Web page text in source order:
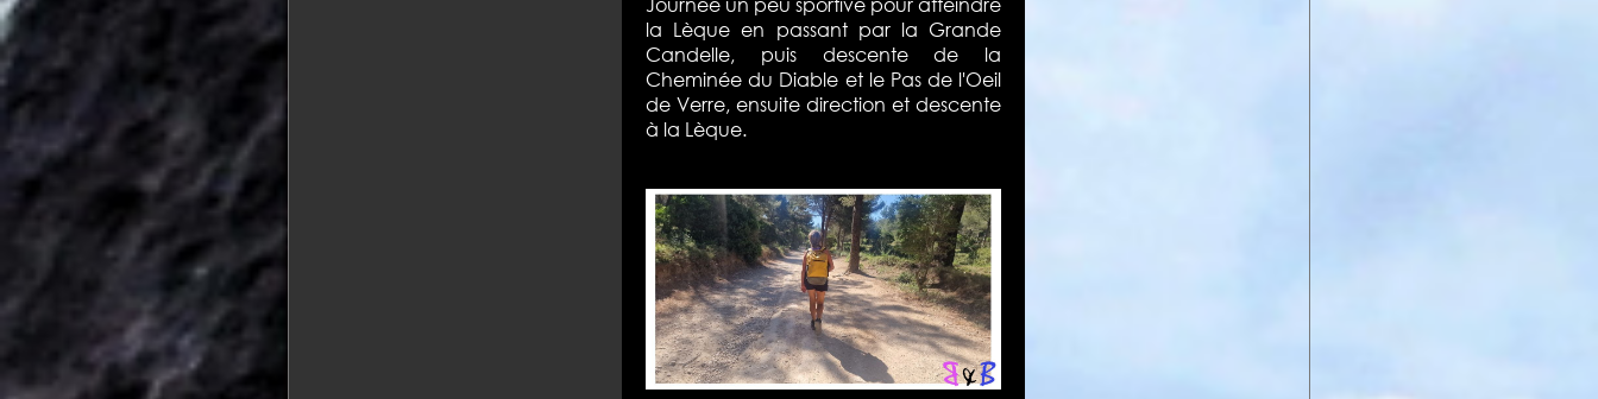
la Lèque en passant par la Grande
Candelle, puis descente de la
Cheminée du Diable et le Pas de l'Oeil
de Verre, ensuite direction et descente
à la Lèque.